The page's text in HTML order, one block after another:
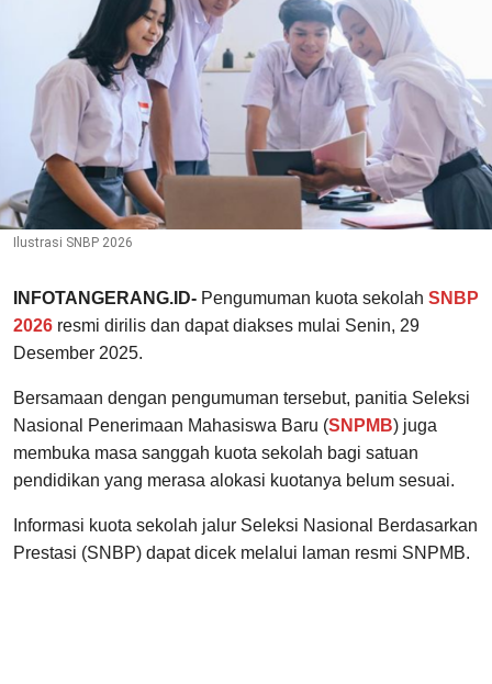
Ilustrasi SNBP 2026
INFOTANGERANG.ID- Pengumuman kuota sekolah SNBP
2026 resmi dirilis dan dapat diakses mulai Senin, 29
Desember 2025.
Bersamaan dengan pengumuman tersebut, panitia Seleksi
Nasional Penerimaan Mahasiswa Baru (SNPMB) juga
membuka masa sanggah kuota sekolah bagi satuan
pendidikan yang merasa alokasi kuotanya belum sesuai.
Informasi kuota sekolah jalur Seleksi Nasional Berdasarkan
Prestasi (SNBP) dapat dicek melalui laman resmi SNPMB.